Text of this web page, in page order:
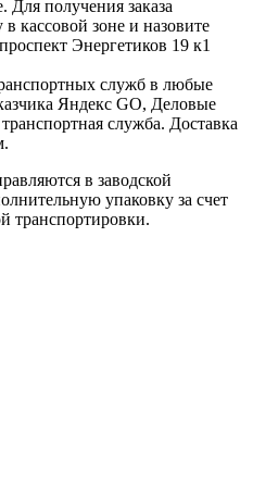
Для получения заказа
в кассовой зоне и назовите
Энергетиков 19 к1
служб в любые
Яндекс GO, Деловые
служба. Доставка
в заводской
упаковку за счет
транспортировки.